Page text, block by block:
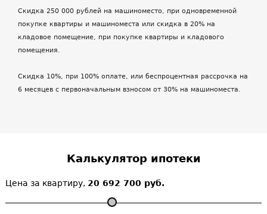
Скидка 250 000 рублей на машиноместо, при одновременной
покупке квартиры и машиноместа или скидка в 20% на
кладовое помещение, при покупке квартиры и кладового
помещения.
Скидка 10%, при 100% оплате, или беспроцентная рассрочка на
6 месяцев с первоначальным взносом от 30% на машиноместа.
Калькулятор ипотеки
Цена за квартиру, 20 692 700 руб.